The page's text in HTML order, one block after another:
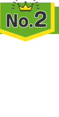
第2位